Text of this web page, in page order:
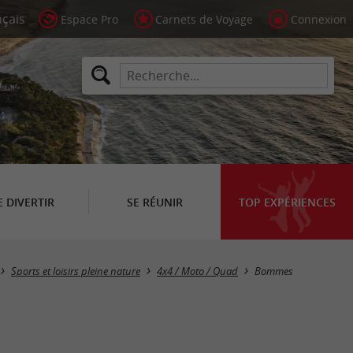
Espace Pro Carnets de Voyage Connexion
DIVERTIR SE RÉUNIR TOP EXPÉRIENCES
Masquer la carte
Sports et loisirs pleine nature 4x4 / Moto / Quad Bommes